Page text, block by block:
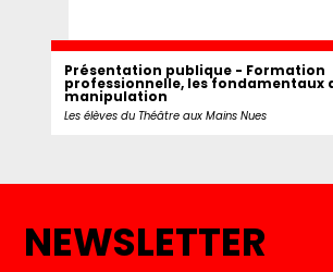
Présentation publique - Formation
professionnelle, les fondamentaux
manipulation
Les élèves du Théâtre aux Mains Nues
NEWSLETTER